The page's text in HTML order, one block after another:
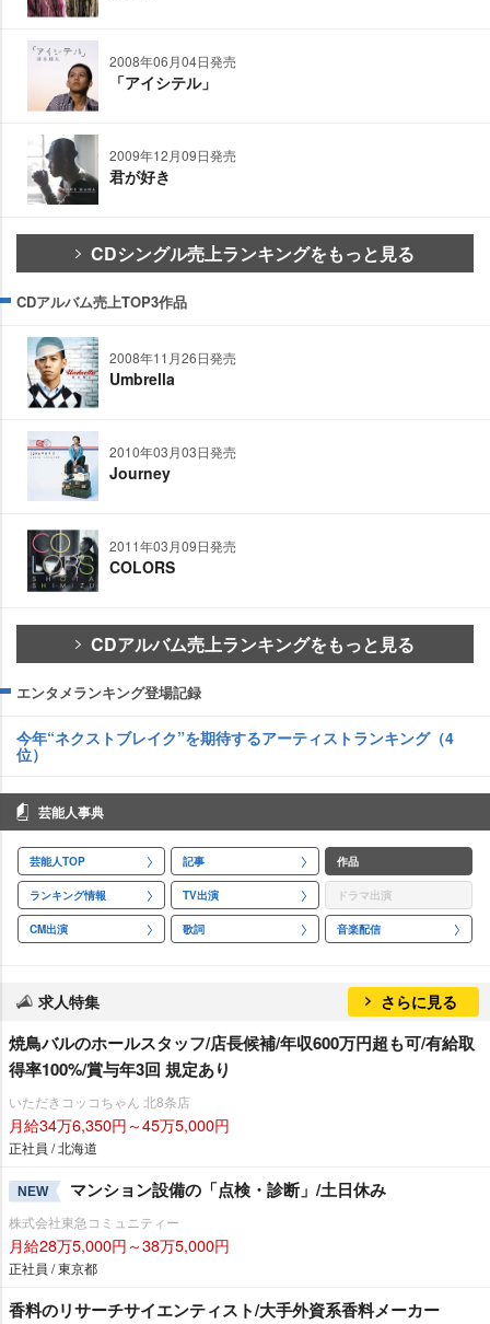
2008年06月04日発売
「アイシテル」
2009年12月09日発売
君が好き
CDシングル売上ランキングをもっと見る
CDアルバム売上TOP3作品
2008年11月26日発売
Umbrella
2010年03月03日発売
Journey
2011年03月09日発売
COLORS
CDアルバム売上ランキングをもっと見る
エンタメランキング登場記録
今年“ネクストブレイク”を期待するアーティストランキング（4
位）
芸能人事典
芸能人TOP 記事 作品
ランキング情報 TV出演 ドラマ出演
CM出演 歌詞 音楽配信
求人特集 さらに見る
焼鳥バルのホールスタッフ/店長候補/年収600万円超も可/有給取
得率100%/賞与年3回 規定あり
いただきコッコちゃん 北8条店
月給34万6,350円～45万5,000円
正社員 / 北海道
NEW マンション設備の「点検・診断」/土日休み
株式会社東急コミュニティー
月給28万5,000円～38万5,000円
正社員 / 東京都
香料のリサーチサイエンティスト/大手外資系香料メーカー